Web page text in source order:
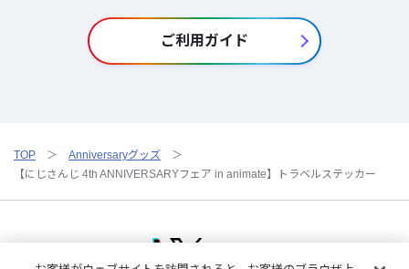
ご利用ガイド
TOP
Anniversaryグッズ
【にじさんじ 4th ANNIVERSARYフェア in animate】トラベルステッカー